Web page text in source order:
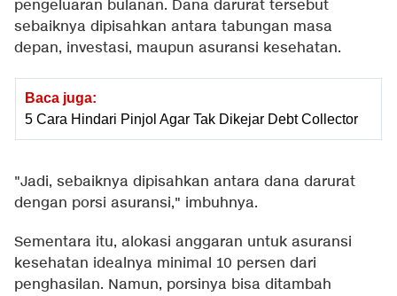
pengeluaran bulanan. Dana darurat tersebut
sebaiknya dipisahkan antara tabungan masa
depan, investasi, maupun asuransi kesehatan.
Baca juga:
5 Cara Hindari Pinjol Agar Tak Dikejar Debt Collector
"Jadi, sebaiknya dipisahkan antara dana darurat
dengan porsi asuransi," imbuhnya.
Sementara itu, alokasi anggaran untuk asuransi
kesehatan idealnya minimal 10 persen dari
penghasilan. Namun, porsinya bisa ditambah